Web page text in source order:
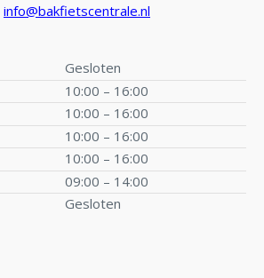
info@bakfietscentrale.nl
Gesloten
10:00 – 16:00
10:00 – 16:00
10:00 – 16:00
10:00 – 16:00
09:00 – 14:00
Gesloten